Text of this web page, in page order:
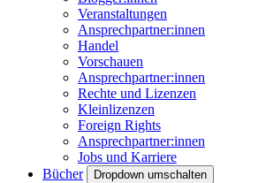
Veranstaltungen
Ansprechpartner:innen
Handel
Vorschauen
Ansprechpartner:innen
Rechte und Lizenzen
Kleinlizenzen
Foreign Rights
Ansprechpartner:innen
Jobs und Karriere
Bücher
Dropdown umschalten